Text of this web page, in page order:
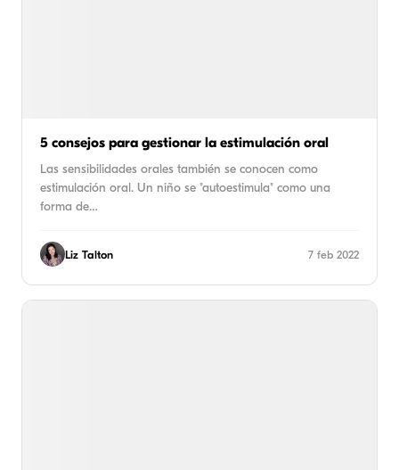
5 consejos para gestionar la estimulación oral
Las sensibilidades orales también se conocen como
estimulación oral. Un niño se "autoestimula" como una
forma de…
Liz Talton 7 feb 2022